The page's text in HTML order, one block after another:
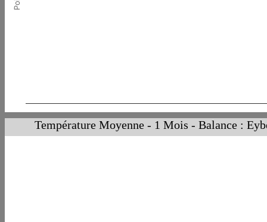
Température Moyenne - 1 Mois - Balance :